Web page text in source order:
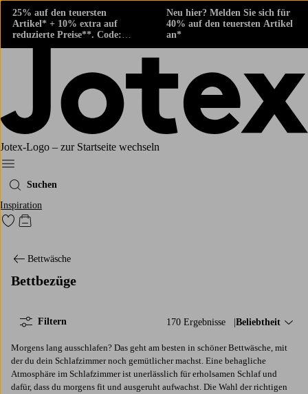
25% auf den teuersten
Artikel* + 10% extra auf
reduzierte Preise**. Code:
424882
Neu hier? Melden Sie sich für
40% auf den teuersten Artikel
an*
Jotex-Logo – zur Startseite wechseln
Ellos‘ Menü
Suchen
Inspiration
Zu den als Favoriten markierten Produkten gehen
Zum Warenkorb
Bettwäsche
Bettbezüge
170 Ergebnisse Sortieren nach:
Beliebtheit
Filtern
Morgens lang ausschlafen? Das geht am besten in schöner Bettwäsche, mit
der du dein Schlafzimmer noch gemütlicher machst. Eine behagliche
Atmosphäre im Schlafzimmer ist unerlässlich für erholsamen Schlaf und
dafür, dass du morgens fit und ausgeruht aufwachst. Die Wahl der richtigen